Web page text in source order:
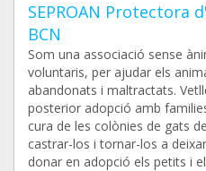
SEPROAN Protectora
BCN
Som una associació sense
voluntaris, per ajudar els
abandonats i maltractats.
posterior adopció amb
cura de les colònies de gats
castrar-los i tornar-los a
donar en adopció els petits i